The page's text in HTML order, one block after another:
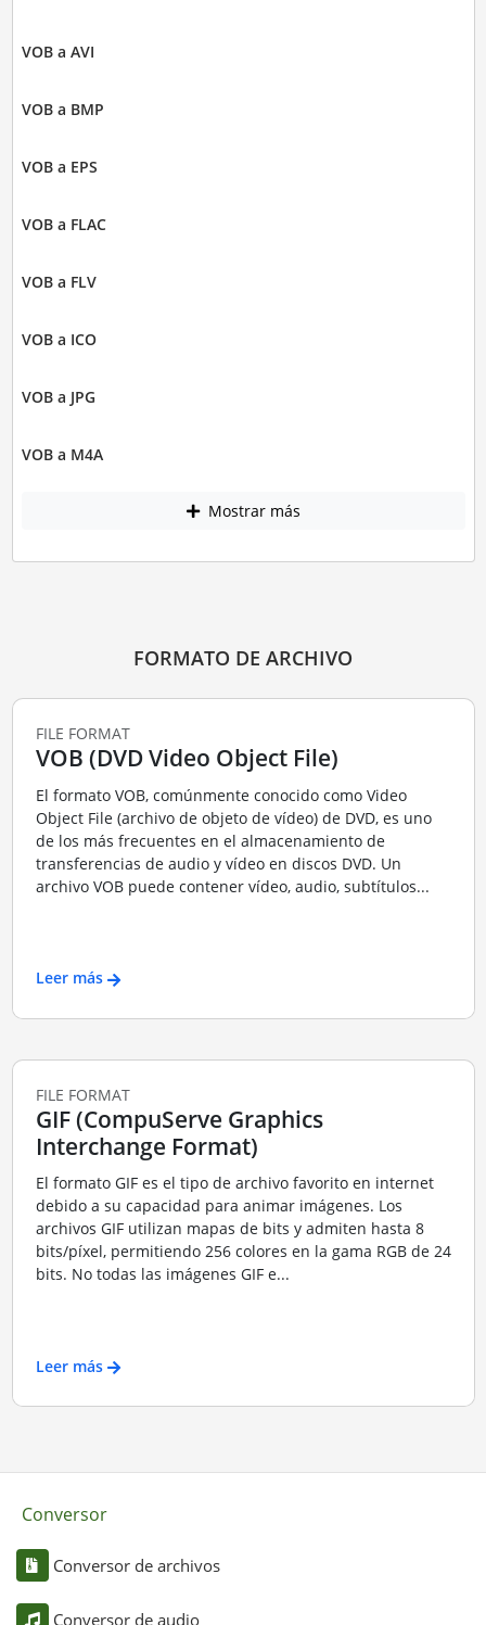
VOB a AVI
VOB a BMP
VOB a EPS
VOB a FLAC
VOB a FLV
VOB a ICO
VOB a JPG
VOB a M4A
Mostrar más
FORMATO DE ARCHIVO
FILE FORMAT
VOB (DVD Video Object File)
El formato VOB, comúnmente conocido como Video
Object File (archivo de objeto de vídeo) de DVD, es uno
de los más frecuentes en el almacenamiento de
transferencias de audio y vídeo en discos DVD. Un
archivo VOB puede contener vídeo, audio, subtítulos...
Leer más
FILE FORMAT
GIF (CompuServe Graphics
Interchange Format)
El formato GIF es el tipo de archivo favorito en internet
debido a su capacidad para animar imágenes. Los
archivos GIF utilizan mapas de bits y admiten hasta 8
bits/píxel, permitiendo 256 colores en la gama RGB de 24
bits. No todas las imágenes GIF e...
Leer más
Conversor
Conversor de archivos
Conversor de audio